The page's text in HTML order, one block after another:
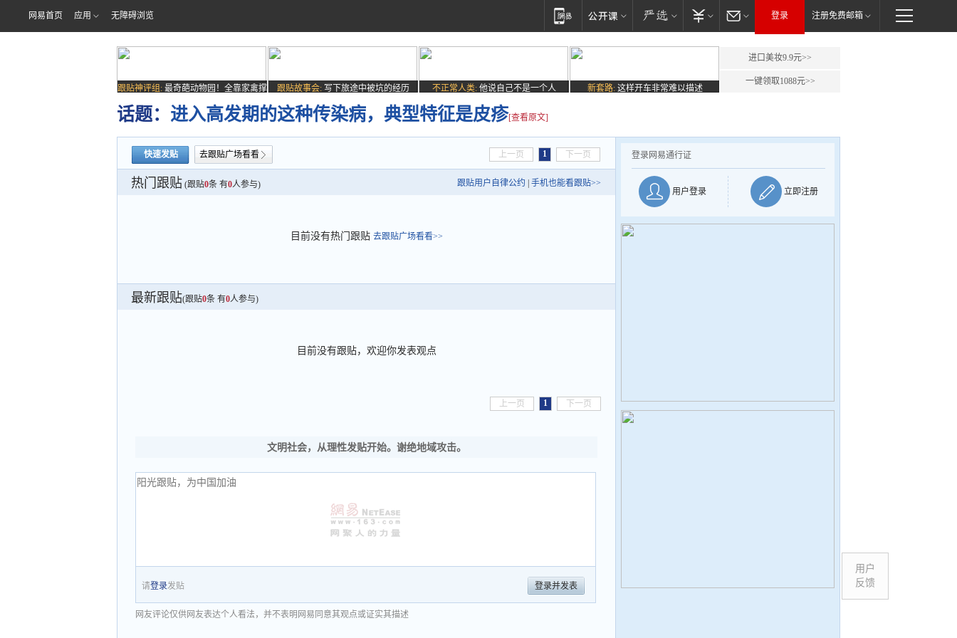
网易首页 应用 无障碍浏览 登录 注册免费邮箱
跟贴神评组: 最奇葩动物园！全靠家禽撑
场子
跟贴故事会: 写下旅途中被坑的经历 不正常人类: 他说自己不是一个人 新套路: 这样开车非常难以描述
进口美妆9.9元>>
一键领取1088元>>
话题： 进入高发期的这种传染病，典型特征是皮疹[查看原文]
快速发贴 去跟贴广场看看 上一页 1 下一页
热门跟贴 (跟贴0条 有0人参与) 跟贴用户自律公约 手机也能看跟贴>>
目前没有热门跟贴 去跟贴广场看看>>
最新跟贴(跟贴0条 有0人参与)
目前没有跟贴，欢迎你发表观点
上一页 1 下一页
文明社会，从理性发贴开始。谢绝地域攻击。
请登录发贴 登录并发表
网友评论仅供网友表达个人看法，并不表明网易同意其观点或证实其描述
登录网易通行证
用户登录 立即注册
用户
反馈